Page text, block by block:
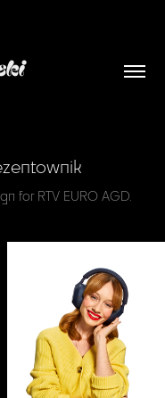
for RTV EURO AGD.